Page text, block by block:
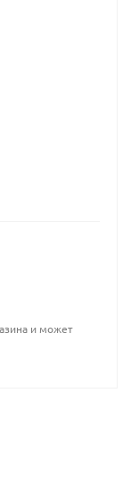
и может